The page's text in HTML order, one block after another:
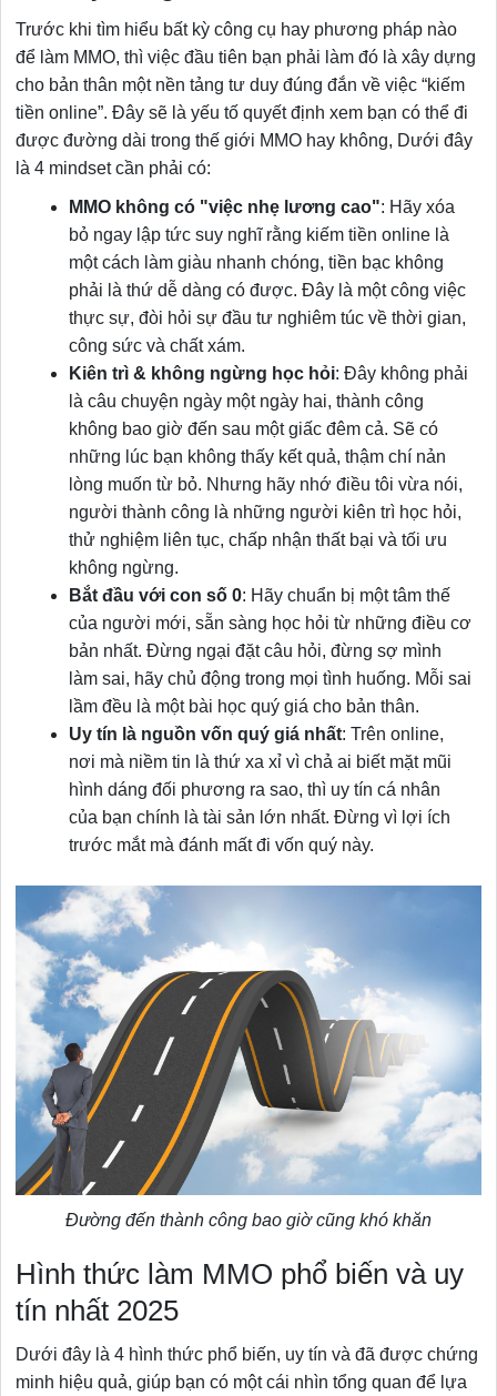
Trước khi tìm hiểu bất kỳ công cụ hay phương pháp nào
để làm MMO, thì việc đầu tiên bạn phải làm đó là xây dựng
cho bản thân một nền tảng tư duy đúng đắn về việc “kiếm
tiền online”. Đây sẽ là yếu tố quyết định xem bạn có thể đi
được đường dài trong thế giới MMO hay không, Dưới đây
là 4 mindset cần phải có:
MMO không có "việc nhẹ lương cao": Hãy xóa
bỏ ngay lập tức suy nghĩ rằng kiếm tiền online là
một cách làm giàu nhanh chóng, tiền bạc không
phải là thứ dễ dàng có được. Đây là một công việc
thực sự, đòi hỏi sự đầu tư nghiêm túc về thời gian,
công sức và chất xám.
Kiên trì & không ngừng học hỏi: Đây không phải
là câu chuyện ngày một ngày hai, thành công
không bao giờ đến sau một giấc đêm cả. Sẽ có
những lúc bạn không thấy kết quả, thậm chí nản
lòng muốn từ bỏ. Nhưng hãy nhớ điều tôi vừa nói,
người thành công là những người kiên trì học hỏi,
thử nghiệm liên tục, chấp nhận thất bại và tối ưu
không ngừng.
Bắt đầu với con số 0: Hãy chuẩn bị một tâm thế
của người mới, sẵn sàng học hỏi từ những điều cơ
bản nhất. Đừng ngại đặt câu hỏi, đừng sợ mình
làm sai, hãy chủ động trong mọi tình huống. Mỗi sai
lầm đều là một bài học quý giá cho bản thân.
Uy tín là nguồn vốn quý giá nhất: Trên online,
nơi mà niềm tin là thứ xa xỉ vì chả ai biết mặt mũi
hình dáng đối phương ra sao, thì uy tín cá nhân
của bạn chính là tài sản lớn nhất. Đừng vì lợi ích
trước mắt mà đánh mất đi vốn quý này.
Đường đến thành công bao giờ cũng khó khăn
Hình thức làm MMO phổ biến và uy
tín nhất 2025
Dưới đây là 4 hình thức phổ biến, uy tín và đã được chứng
minh hiệu quả, giúp bạn có một cái nhìn tổng quan để lựa